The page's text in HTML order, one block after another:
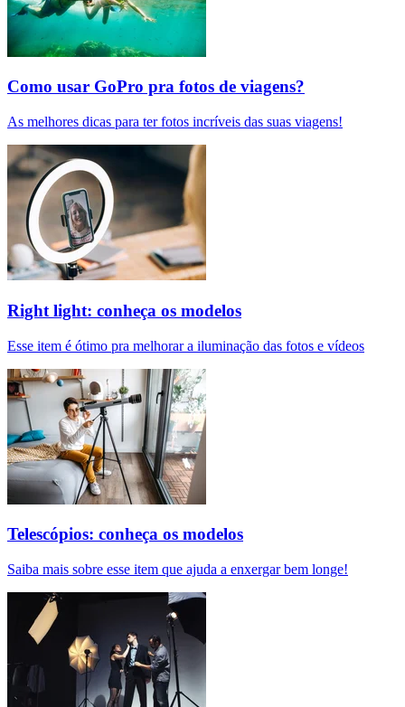
Como usar GoPro pra fotos de viagens?
As melhores dicas para ter fotos incríveis das suas viagens!
Right light: conheça os modelos
Esse item é ótimo pra melhorar a iluminação das fotos e vídeos
Telescópios: conheça os modelos
Saiba mais sobre esse item que ajuda a enxergar bem longe!